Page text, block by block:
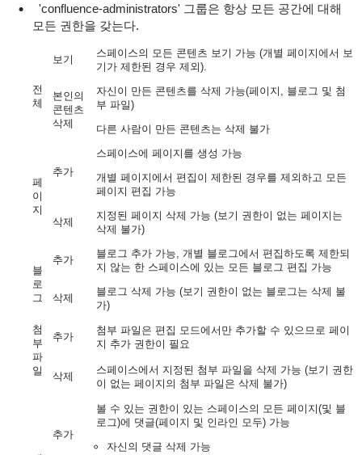
'confluence-administrators' 그룹은 항상 모든 공간에 대해
모든 권한을 갖는다.
전
체
보기
스페이스의 모든 콘텐츠 보기 가능 (개별 페이지에서 보
기가 제한된 경우 제외).
본인의
콘텐츠
삭제
자신이 만든 콘텐츠를 삭제 가능(페이지, 블로그 및 첨
부 파일)
다른 사람이 만든 콘텐츠는 삭제 불가
페
이
지
추가
스페이스에 페이지를 생성 가능
개별 페이지에서 편집이 제한된 경우를 제외하고 모든
페이지 편집 가능
삭제
지정된 페이지 삭제 가능 (보기 권한이 없는 페이지는
삭제 불가)
블
로
그
추가
블로그 추가 가능, 개별 블로그에서 편집하도록 제한되
지 않는 한 스페이스에 있는 모든 블로그 편집 가능
삭제
블로그 삭제 가능 (보기 권한이 없는 블로그는 삭제 불
가)
첨
부
파
일
추가
첨부 파일은 편집 모드에서만 추가할 수 있으므로 페이
지 추가 권한이 필요
삭제
스페이스에서 지정된 첨부 파일을 삭제 가능 (보기 권한
이 없는 페이지의 첨부 파일은 삭제 불가)
추가
볼 수 있는 권한이 있는 스페이스의 모든 페이지(및 블
로그)에 댓글(페이지 및 인라인 모두) 가능
자신의 댓글 삭제 가능